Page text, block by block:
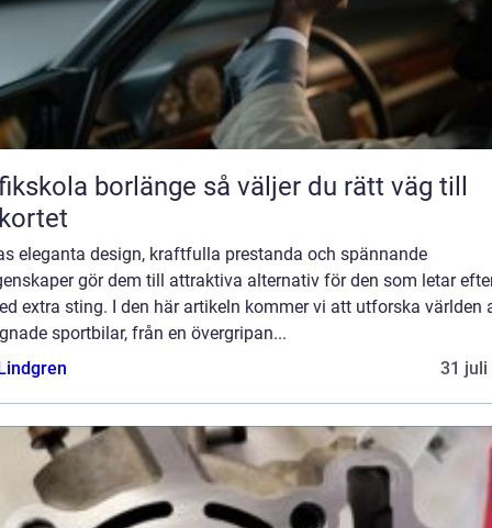
borlänge så väljer du rätt väg till
eleganta design, kraftfulla prestanda och spännande
gör dem till attraktiva alternativ för den som letar
extra sting. I den här artikeln kommer vi att utforska världen
sportbilar, från en övergripan...
31 juli